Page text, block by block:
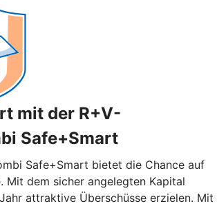
mit der R+V-
Safe+Smart
Safe+Smart bietet die Chance auf
Mit dem sicher angelegten Kapital
attraktive Überschüsse erzielen. Mit